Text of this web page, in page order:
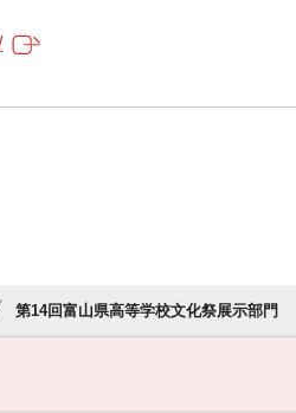
第14回富山県高等学校文化祭展示部門